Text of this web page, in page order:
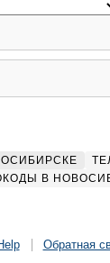
В
Обратная